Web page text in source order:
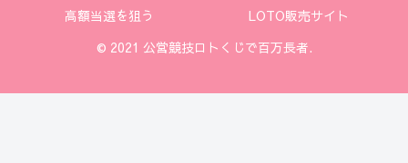
高額当選を狙う
LOTO販売サイト
© 2021 公営競技ロトくじで百万長者.